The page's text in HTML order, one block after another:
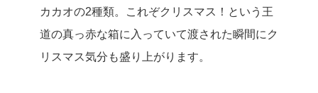
カカオの2種類。これぞクリスマス！という王
道の真っ赤な箱に入っていて渡された瞬間にク
リスマス気分も盛り上がります。